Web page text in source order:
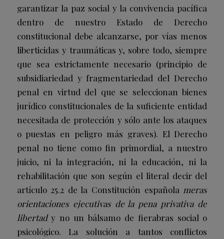
garantizar la paz social y la convivencia pacífica
dentro de nuestro Estado de Derecho
constitucional debe alcanzarse, por vías menos
liberticidas y traumáticas y, sobre todo, siempre
que sea estrictamente necesario (principio de
subsidiariedad y fragmentariedad del Derecho
penal en virtud del que se seleccionan bienes
jurídico constitucionales de la suficiente entidad
necesitada de protección y sólo ante los ataques
o puestas en peligro más graves). El Derecho
penal no tiene como fin primordial, a nuestro
juicio, ni la integración, ni la educación, ni la
rehabilitación que son según el literal decir del
artículo 25.2 de la Constitución española meras
orientaciones ejecutivas de la pena privativa de
libertady no un bálsamo de fierabras social o
psicológico. La solución a tantos conflictos